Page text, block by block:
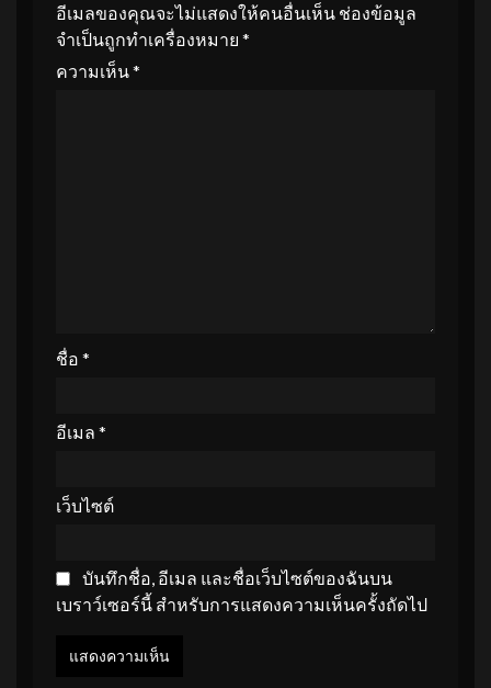
อีเมลของคุณจะไม่แสดงให้คนอื่นเห็น ช่องข้อมูล
จำเป็นถูกทำเครื่องหมาย *
ความเห็น*
ชื่อ *
อีเมล *
เว็บไซต์
บันทึกชื่อ, อีเมล และชื่อเว็บไซต์ของฉันบน
เบราว์เซอร์นี้ สำหรับการแสดงความเห็นครั้งถัดไป